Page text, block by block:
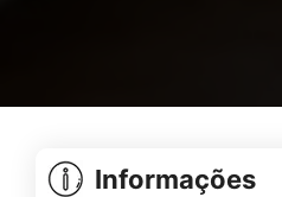
Informações